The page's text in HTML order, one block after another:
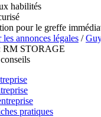
habilités
pour le greffe
annonces légales /
RM STORAGE
pratiques